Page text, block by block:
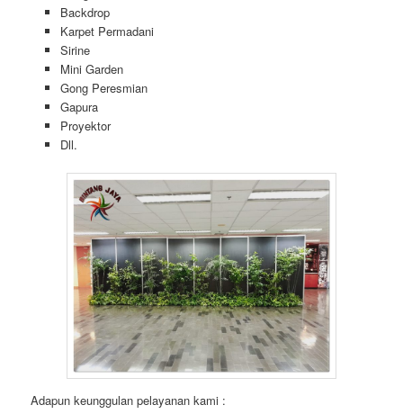
Backdrop
Karpet Permadani
Sirine
Mini Garden
Gong Peresmian
Gapura
Proyektor
Dll.
Adapun keunggulan pelayanan kami :